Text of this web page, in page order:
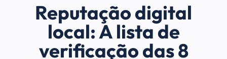
Reputação digital
local: A lista de
verificação das 8